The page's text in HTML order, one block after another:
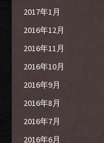
2017年1月
2016年12月
2016年11月
2016年10月
2016年9月
2016年8月
2016年7月
2016年6月